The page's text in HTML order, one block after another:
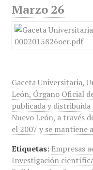
Marzo 26
Gaceta Universitaria,
León, Órgano Oficial
publicada y
Nuevo León, a través
el 2007 y se mantiene
Etiquetas: Empresas
Investigación